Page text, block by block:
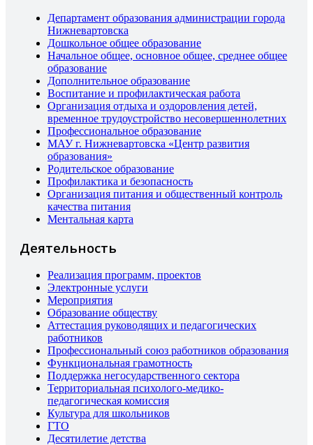
Департамент образования администрации города
Нижневартовска
Дошкольное общее образование
Начальное общее, основное общее, среднее общее
образование
Дополнительное образование
Воспитание и профилактическая работа
Организация отдыха и оздоровления детей,
временное трудоустройство несовершеннолетних
Профессиональное образование
МАУ г. Нижневартовска «Центр развития
образования»
Родительское образование
Профилактика и безопасность
Организация питания и общественный контроль
качества питания
Ментальная карта
Деятельность
Реализация программ, проектов
Электронные услуги
Мероприятия
Образование обществу
Аттестация руководящих и педагогических
работников
Профессиональный союз работников образования
Функциональная грамотность
Поддержка негосударственного сектора
Территориальная психолого-медико-
педагогическая комиссия
Культура для школьников
ГТО
Десятилетие детства